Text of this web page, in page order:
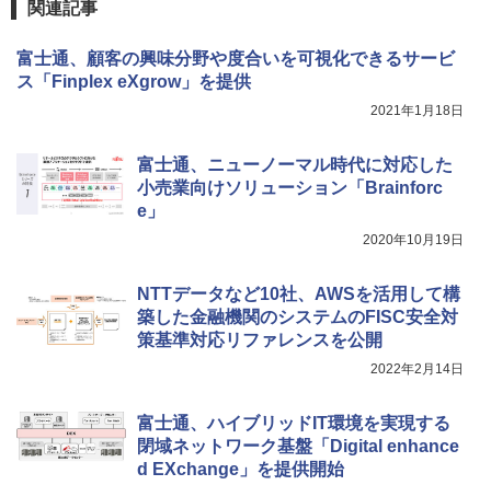
関連記事
富士通、顧客の興味分野や度合いを可視化できるサービ
ス「Finplex eXgrow」を提供
2021年1月18日
富士通、ニューノーマル時代に対応した
小売業向けソリューション「Brainforc
e」
2020年10月19日
NTTデータなど10社、AWSを活用して構
築した金融機関のシステムのFISC安全対
策基準対応リファレンスを公開
2022年2月14日
富士通、ハイブリッドIT環境を実現する
閉域ネットワーク基盤「Digital enhance
d EXchange」を提供開始